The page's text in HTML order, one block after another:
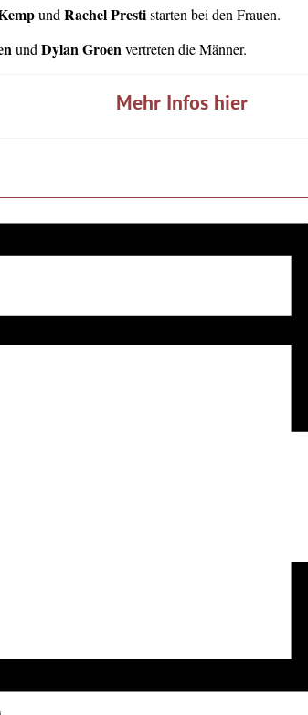
und Rachel Prestistarten bei den Frauen.
und Dylan Groen vertreten die Männer.
Mehr Infos hier